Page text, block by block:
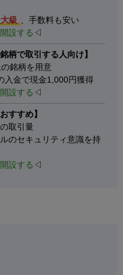
級 、手数料も安い
設する ◁
柄で取引する人向け】
銘柄を用意
入金で現金1,000円獲得
設する ◁
すすめ】
取引量
のセキュリティ意識を持
設する ◁